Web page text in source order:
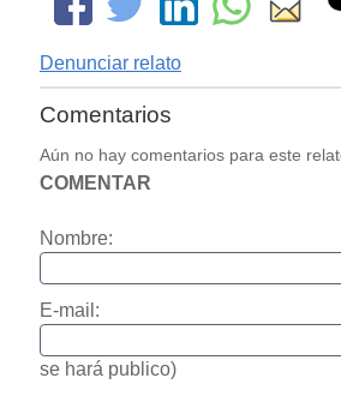
Denunciar relato
Comentarios
Aún no hay comentarios para este
COMENTAR
Nombre:
E-mail:
se hará publico)